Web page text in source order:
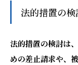
法的措置の検
法的措置の検討は
めの差止請求や、